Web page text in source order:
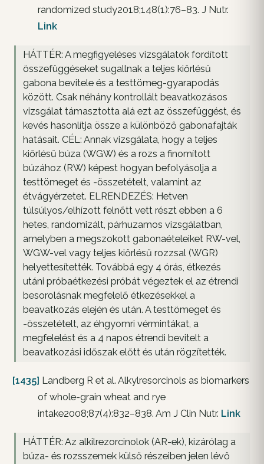
randomized study2018;148(1):76–83. J Nutr.
Link
HÁTTÉR: A megfigyeléses vizsgálatok fordított
összefüggéseket sugallnak a teljes kiőrlésű
gabona bevitele és a testtömeg-gyarapodás
között. Csak néhány kontrollált beavatkozásos
vizsgálat támasztotta alá ezt az összefüggést, és
kevés hasonlítja össze a különböző gabonafajták
hatásait. CÉL: Annak vizsgálata, hogy a teljes
kiőrlésű búza (WGW) és a rozs a finomított
búzához (RW) képest hogyan befolyásolja a
testtömeget és -összetételt, valamint az
étvágyérzetet. ELRENDEZÉS: Hetven
túlsúlyos/elhízott felnőtt vett részt ebben a 6
hetes, randomizált, párhuzamos vizsgálatban,
amelyben a megszokott gabonaételeiket RW-vel,
WGW-vel vagy teljes kiőrlésű rozzsal (WGR)
helyettesítették. Továbbá egy 4 órás, étkezés
utáni próbaétkezési próbát végeztek el az étrendi
besorolásnak megfelelő étkezésekkel a
beavatkozás elején és után. A testtömeget és
-összetételt, az éhgyomri vérmintákat, a
megfelelést és a 4 napos étrendi bevitelt a
beavatkozási időszak előtt és után rögzítették.
[1435] Landberg R et al. Alkylresorcinols as biomarkers
of whole-grain wheat and rye
intake2008;87(4):832–838. Am J Clin Nutr. Link
HÁTTÉR: Az alkilrezorcinolok (AR-ek), kizárólag a
búza- és rozsszemek külső részeiben jelen lévő